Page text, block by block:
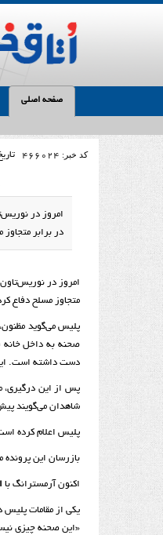
صفحه اصلی
کد خبر: 466024
امروز در
در برابر
امروز در
متجاوز مسلح دفاع
پلیس می‌گوید
صحنه به داخل خانه
دست داشته است.
پس از این درگیری،
شاهدان می‌گویند
پلیس اعلام کرده
بازرسان این
اکنون آرمسترانگ با
یکی از مقامات
«این صحنه چیزی